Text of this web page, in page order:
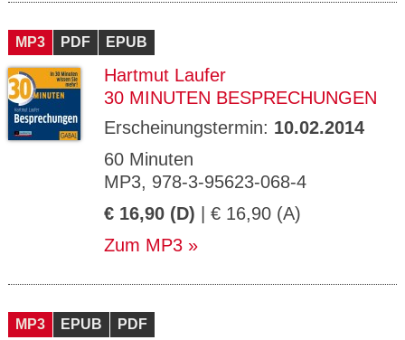
MP3 PDF EPUB
Hartmut Laufer
30 MINUTEN BESPRECHUNGEN
Erscheinungstermin: 10.02.2014
60 Minuten
MP3, 978-3-95623-068-4
€ 16,90 (D) | € 16,90 (A)
Zum MP3
MP3 EPUB PDF